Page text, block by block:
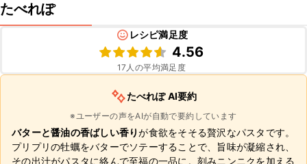
たべれぽ
レシピ満足度
4.56
17 人の平均満足度
たべれぽ AI要約
※ユーザーの声をAIが自動で要約しています
バターと醤油の香ばしい香りが食欲をそそる贅沢なパスタです。
プリプリの牡蠣をバターでソテーすることで、旨味が凝縮され、
その出汁がパスタに絡んで至福の一品に。刻みニンニクを加える